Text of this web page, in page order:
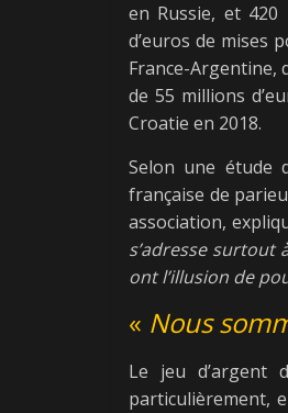
en Russie, et 420
d’euros de mises
France-Argentine,
de 55 millions
Croatie en 2018.
Selon une étude
française de
association,
s’adresse surtout
ont l’illusion de
« Nous
Le jeu d’argent
particulièrement,